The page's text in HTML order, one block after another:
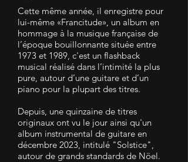
Cette même année, il enregistre pour
lui-même «Francitude», un album en
hommage à la musique française de
l’époque bouillonnante située entre
1973 et 1989, c'est un flashback
musical réalisé dans l’intimité la plus
pure, autour d’une guitare et d’un
piano pour la plupart des titres.
Depuis, une quinzaine de titres
originaux ont vu le jour ainsi qu'un
album instrumental de guitare en
décembre 2023, intitulé "Solstice",
autour de grands standards de Nöel.